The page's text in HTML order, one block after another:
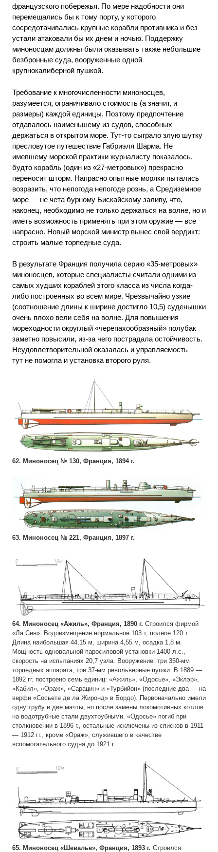
французского побережья. По мере надобности они
перемещались бы к тому порту, у которого
сосредотачивались крупные корабли противника и без
устали атаковали бы их днем и ночью. Поддержку
миноносцам должны были оказывать также небольшие
безбронные суда, вооруженные одной
крупнокалиберной пушкой.
Требование к многочисленности миноносцев,
разумеется, ограничивало стоимость (а значит, и
размеры) каждой единицы. Поэтому предпочтение
отдавалось наименьшему из судов, способных
держаться в открытом море. Тут-то сыграло злую шутку
пресловутое путешествие Габриэля Шарма. Не
имевшему морской практики журналисту показалось,
будто корабль (один из «27-метровых») прекрасно
переносит шторм. Напрасно опытные моряки пытались
возразить, что непогода непогоде рознь, а Средиземное
море — не чета бурному Бискайскому заливу, что,
наконец, необходимо не только держаться на волне, но и
иметь возможность применять при этом оружие — все
напрасно. Новый морской министр вынес свой вердикт:
строить малые торпедные суда.
В результате Франция получила серию «35-метровых»
миноносцев, которые специалисты считали одними из
самых худших кораблей этого класса из числа когда-
либо построенных во всем мире. Чрезвычайно узкие
(соотношение длины к ширине достигло 10,5) суденышки
очень плохо вели себя на волне. Для повышения
мореходности округлый «черепахообразный» полубак
заметно повысили, из-за чего пострадала остойчивость.
Неудовлетворительной оказалась и управляемость —
тут не помогла и установка второго руля.
62. Миноносец № 130, Франция, 1894 г.
63. Миноносец № 221, Франция, 1897 г.
64. Миноносец «Ажиль», Франция, 1890 г. Строился фирмой
«Ла Сен». Водоизмещение нормальное 103 т, полное 120 т.
Длина наибольшая 44,15 м, ширина 4,55 м, осадка 1,8 м.
Мощность одновальной паросиловой установки 1400 л.с.,
скорость на испытаниях 20,7 узла. Вооружение: три 350-мм
торпедных аппарата, три 37-мм револьверные пушки. В 1889 —
1892 гг. построено семь единиц: «Ажиль», «Одосье», «Эклэр»,
«Кабил», «Ораж», «Сарацин» и «Турбийон» (последние два — на
верфи «Сосьете де ла Жиронд» в Бордо). Первоначально имели
одну трубу и две мачты, но после замены локомотивных котлов
на водотрубные стали двухтрубными. «Одосье» погиб при
столкновении в 1896 г., остальные исключены из списков в 1911
— 1912 гг., кроме «Ораж», служившего в качестве
вспомогательного судна до 1921 г.
65. Миноносец «Шевалье», Франция, 1893 г. Строился